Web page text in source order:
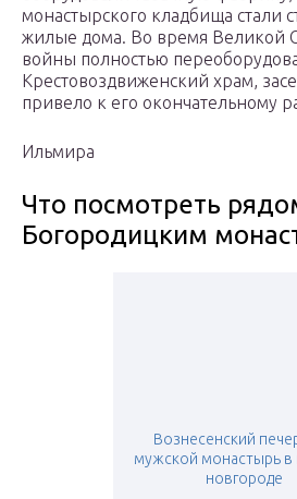
монастырского кладбища стали
жилые дома. Во время Великой
войны полностью
Крестовоздвиженский храм,
привело к его окончательному
Ильмира
Что посмотреть
Богородицким
Вознесенский
мужской монастырь
новгороде